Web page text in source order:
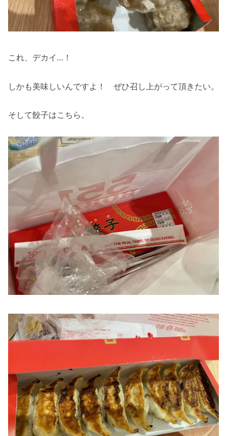
これ、デカイ…！
しかも美味しいんですよ！ ぜひ召し上がって頂きたい。
そして餃子はこちら。